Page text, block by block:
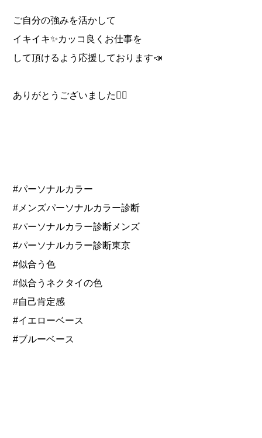
ご自分の強みを活かして
イキイキ✨カッコ良くお仕事を
して頂けるよう応援しております📣
ありがとうございました🙇‍♀️
#パーソナルカラー
#メンズパーソナルカラー診断
#パーソナルカラー診断メンズ
#パーソナルカラー診断東京
#似合う色
#似合うネクタイの色
#自己肯定感
#イエローベース
#ブルーベース